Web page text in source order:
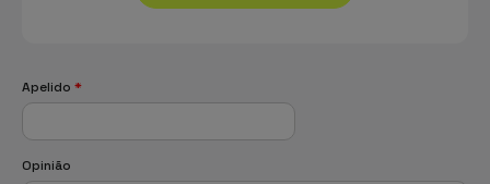
Apelido *
Opinião